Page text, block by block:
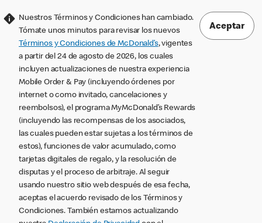
Nuestros Términos y Condiciones han cambiado.
Tómate unos minutos para revisar los nuevos
Términos y Condiciones de McDonald’s, vigentes
a partir del 24 de agosto de 2026, los cuales
incluyen actualizaciones de nuestra experiencia
Mobile Order & Pay (incluyendo órdenes por
internet o como invitado, cancelaciones y
reembolsos), el programa MyMcDonald’s Rewards
(incluyendo las recompensas de los asociados,
las cuales pueden estar sujetas a los términos de
estos), funciones de valor acumulado, como
tarjetas digitales de regalo, y la resolución de
disputas y el proceso de arbitraje. Al seguir
usando nuestro sitio web después de esa fecha,
aceptas el acuerdo revisado de los Términos y
Condiciones. También estamos actualizando
Aceptar